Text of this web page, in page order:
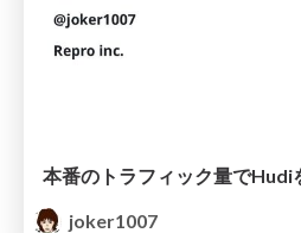
joker1007